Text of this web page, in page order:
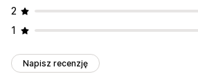
2
1
Napisz recenzję